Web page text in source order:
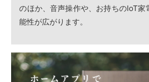
のほか、音声操作や、お持ちのIoT家
能性が広がります。